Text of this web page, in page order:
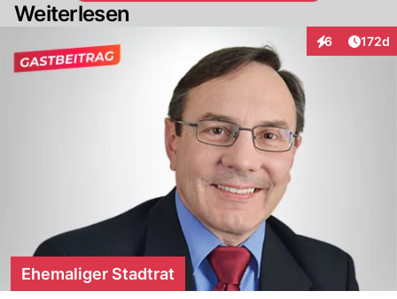
Weiterlesen
6
Interaktionen
172d
Ehemaliger Stadtrat